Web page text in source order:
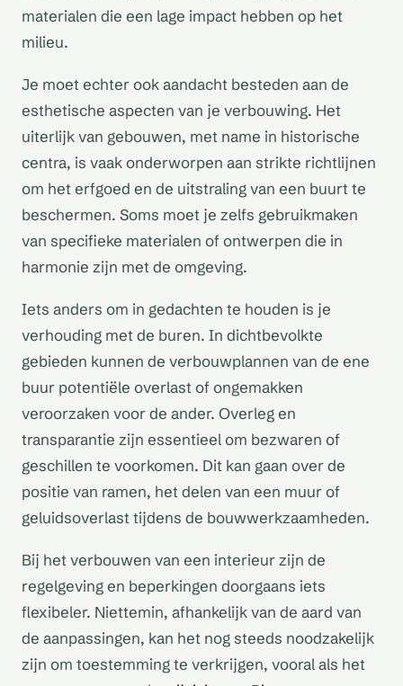
materialen die een lage impact hebben op het
milieu.
Je moet echter ook aandacht besteden aan de
esthetische aspecten van je verbouwing. Het
uiterlijk van gebouwen, met name in historische
centra, is vaak onderworpen aan strikte richtlijnen
om het erfgoed en de uitstraling van een buurt te
beschermen. Soms moet je zelfs gebruikmaken
van specifieke materialen of ontwerpen die in
harmonie zijn met de omgeving.
Iets anders om in gedachten te houden is je
verhouding met de buren. In dichtbevolkte
gebieden kunnen de verbouwplannen van de ene
buur potentiële overlast of ongemakken
veroorzaken voor de ander. Overleg en
transparantie zijn essentieel om bezwaren of
geschillen te voorkomen. Dit kan gaan over de
positie van ramen, het delen van een muur of
geluidsoverlast tijdens de bouwwerkzaamheden.
Bij het verbouwen van een interieur zijn de
regelgeving en beperkingen doorgaans iets
flexibeler. Niettemin, afhankelijk van de aard van
de aanpassingen, kan het nog steeds noodzakelijk
zijn om toestemming te verkrijgen, vooral als het